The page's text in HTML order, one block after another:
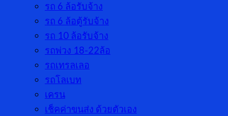
รถ 6 ล้อรับจ้าง
รถ 6 ล้อตู้รับจ้าง
รถ 10 ล้อรับจ้าง
รถพ่วง 18-22ล้อ
รถเทรลเลอ
รถโลเบท
เครน
เช็คค่าขนส่ง ด้วยตัวเอง